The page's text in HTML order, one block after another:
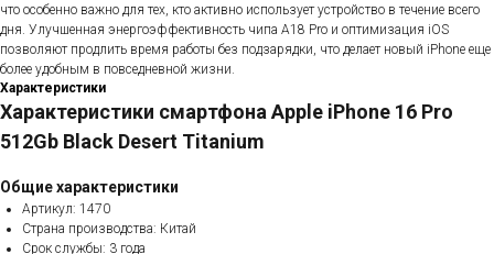
что особенно важно для тех, кто активно использует устройство в течение всего
дня. Улучшенная энергоэффективность чипа A18 Pro и оптимизация iOS
позволяют продлить время работы без подзарядки, что делает новый iPhone еще
более удобным в повседневной жизни.
Характеристики
Характеристики смартфона Apple iPhone 16 Pro
512Gb Black Desert Titanium
Общие характеристики
Артикул: 1470
Страна производства: Китай
Срок службы: 3 года